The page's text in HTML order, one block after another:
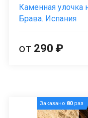
Каменная улочка
Брава. Испания
от 290 ₽
Заказано 80раз